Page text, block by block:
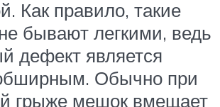
Как правило, такие
бывают легкими, ведь
дефект является
Обычно при
грыже мешок вмещает